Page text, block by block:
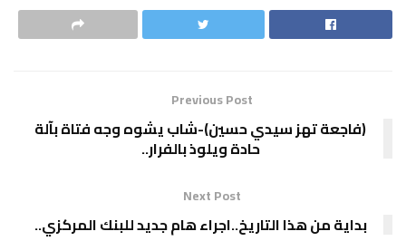
Previous Post
(فاجعة تهز سيدي حسين)-شاب يشوه وجه فتاة بآلة
حادة ويلوذ بالفرار..
Next Post
بداية من هذا التاريخ..اجراء هام جديد للبنك المركزي..